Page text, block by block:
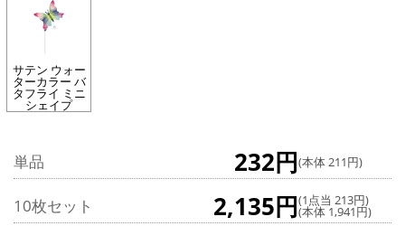
サテン ウォー
ターカラー バ
タフライ ミニ
シェイプ
単品 232円(本体 211円)
10枚セット 2,135円(1点当 213円)
(本体 1,941円)